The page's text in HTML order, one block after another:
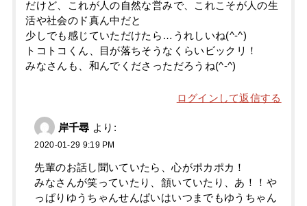
だけど、これが人の自然な営みで、これこそが人の生
活や社会のド真ん中だと
少しでも感じていただけたら…うれしいね(^-^)
トコトコくん、目が落ちそうなくらいビックリ！
みなさんも、和んでくださっただろうね(^-^)
ログインして返信する
岸千尋 より:
2020-01-29 9:19 PM
先輩のお話し聞いていたら、心がポカポカ！
みなさんが笑っていたり、頷いていたり、あ！！や
っぱりゆうちゃんせんぱいはいつまでもゆうちゃん